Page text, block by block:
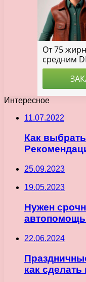
Интересное
11.07.2022
Как
25.09.2023
19.05.2023
Нужен
22.06.2024
как